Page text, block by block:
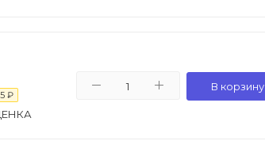
₽
В корзину